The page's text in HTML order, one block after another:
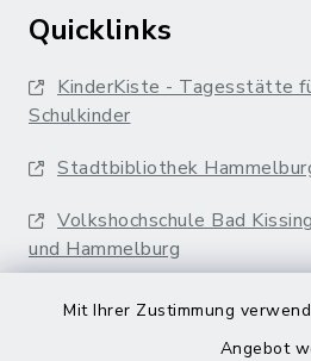
Mit Ihrer Zustimmung
Angebot
Quicklinks
KinderKiste - Tagesstätte
Schulkinder
Stadtbibliothek
Volkshochschule Bad
und Hammelburg
Landkreis Bad Kissingen